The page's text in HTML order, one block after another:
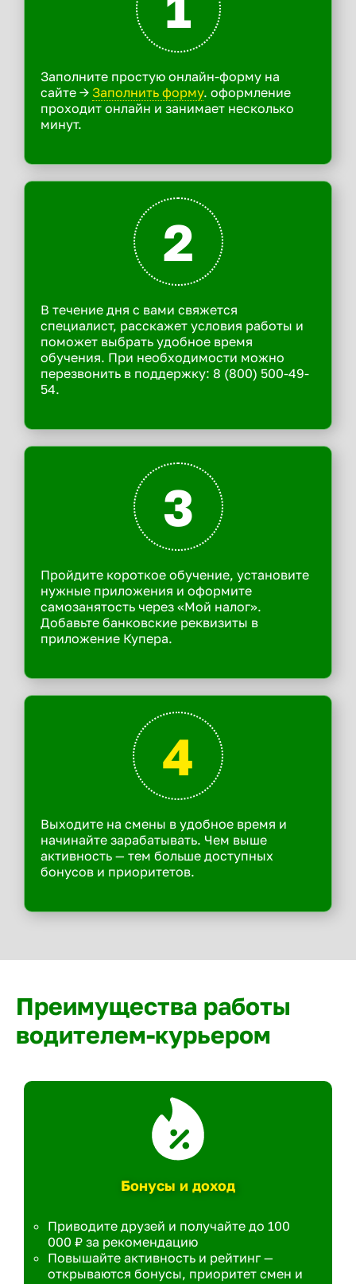
Заполните простую онлайн-форму на
сайте -> Заполнить форму. оформление
проходит онлайн и занимает несколько
минут.
2
В течение дня с вами свяжется
специалист, расскажет условия работы и
поможет выбрать удобное время
обучения. При необходимости можно
перезвонить в поддержку: 8 (800) 500-49-
54.
3
Пройдите короткое обучение, установите
нужные приложения и оформите
самозанятость через «Мой налог».
Добавьте банковские реквизиты в
приложение Купера.
4
Выходите на смены в удобное время и
начинайте зарабатывать. Чем выше
активность — тем больше доступных
бонусов и приоритетов.
Преимущества работы
водителем-курьером
Бонусы и доход
Приводите друзей и получайте до 100
000 ₽ за рекомендацию
Повышайте активность и рейтинг —
открываются бонусы, приоритет смен и